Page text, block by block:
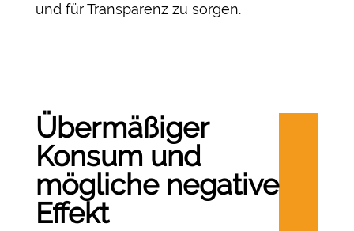
und für Transparenz zu sorgen.
Übermäßiger
Konsum und
mögliche negative
Effekt